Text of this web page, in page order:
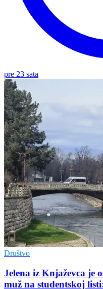
pre 23 sata
Društvo
Jelena iz Knjaževca je
muž na studentskoj